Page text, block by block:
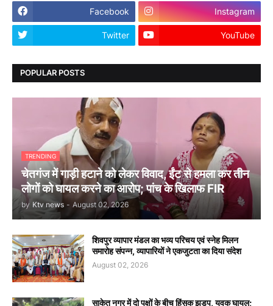
Facebook Instagram
Twitter YouTube
POPULAR POSTS
TRENDING
चेतगंज में गाड़ी हटाने को लेकर विवाद, ईंट से हमला कर तीन
लोगों को घायल करने का आरोप; पांच के खिलाफ FIR
by Ktv news - August 02, 2026
शिवपुर व्यापार मंडल का भव्य परिचय एवं स्नेह मिलन
समारोह संपन्न, व्यापारियों ने एकजुटता का दिया संदेश
August 02, 2026
साकेत नगर में दो पक्षों के बीच हिंसक झड़प, युवक घायल;